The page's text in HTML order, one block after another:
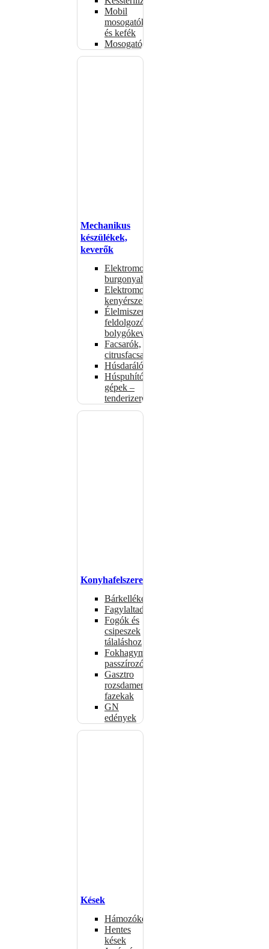
Mobil
mosogatók
és kefék
Mosogatógépkosarak
Mechanikus
készülékek,
keverők
Elektromos
burgonyahámozók
Elektromos
kenyérszeletelők
Élelmiszer-
feldolgozók –
bolygókeverők
Facsarók,
citrusfacsarók
Húsdarálók
Húspuhító
gépek –
tenderizerek
Konyhafelszerelés
Bárkellékek
Fagylaltadagolók
Fogók és
csipeszek
tálaláshoz
Fokhagymaprések,
passzírozók
Gasztro
rozsdamentes
fazekak
GN
edények
Kések
Hámozókések
Hentes
kések